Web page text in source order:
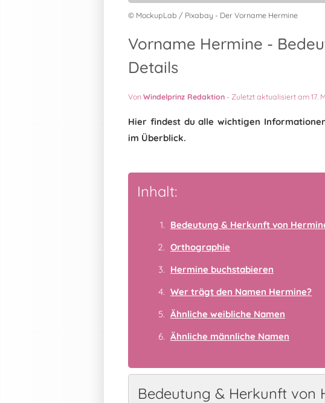
© MockupLab / Pixabay - Der Vorname Hermine
Vorname Hermine -
Details
VonWindelprinz Redaktion - Zuletzt aktualisiert am 17.
Hier findest du alle wichtigen
im Überblick.
Inhalt:
Bedeutung & Herkunft von
Orthographie
Hermine buchstabieren
Wer trägt den Namen Hermine?
Ähnliche weibliche Namen
Ähnliche männliche Namen
Bedeutung & Herkunft von